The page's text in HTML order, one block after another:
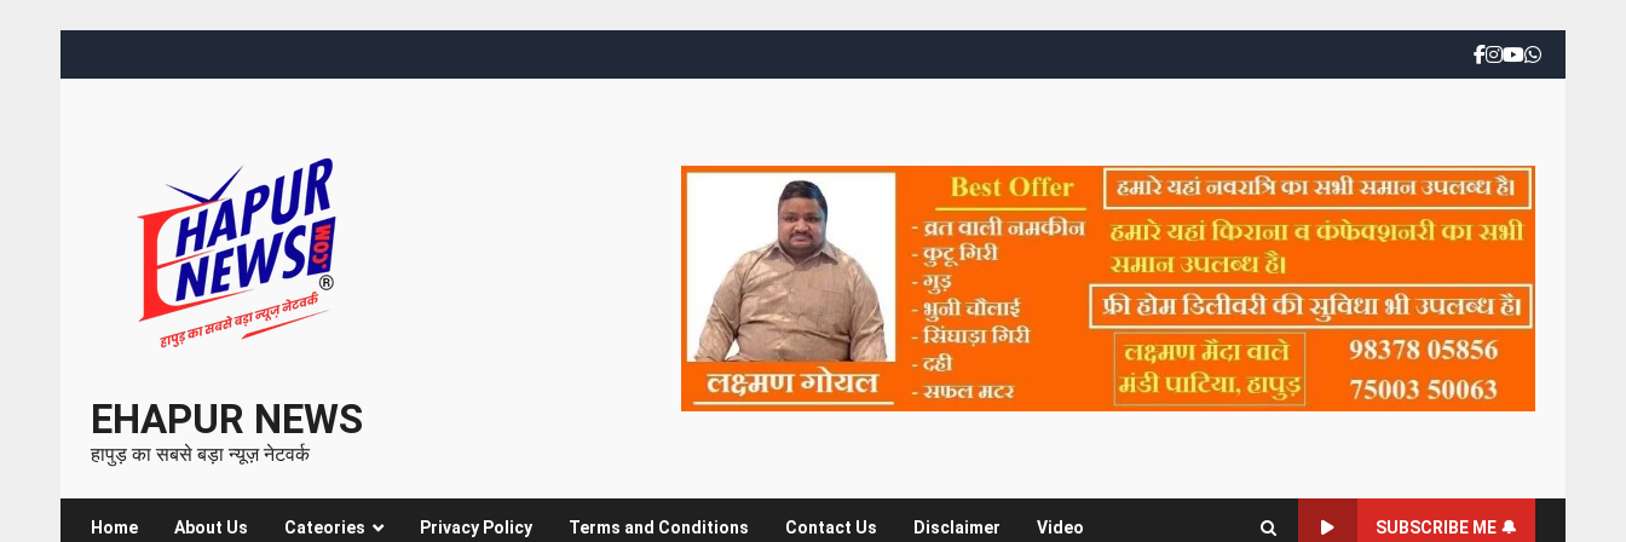
EHAPUR NEWS
हापुड़ का सबसे बड़ा न्यूज़ नेटवर्क
Home About Us Cateories Privacy Policy Terms and Conditions Contact Us Disclaimer Video SUBSCRIBE ME 🔔